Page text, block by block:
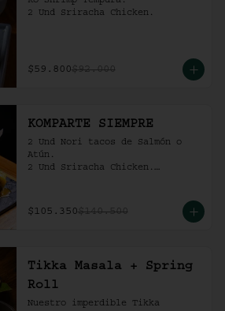
2 Und Sriracha Chicken.
$59.800$92.000
KOMPARTE SIEMPRE
2 Und Nori tacos de Salmón o
Atún.
2 Und Sriracha Chicken.
$105.350$140.500
Tikka Masala + Spring
Roll
Nuestro imperdible Tikka